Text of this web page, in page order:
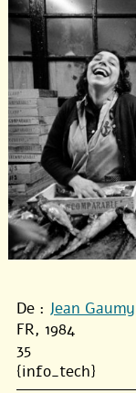
De : Jean Gaumy
FR, 1984
35
{info_tech}